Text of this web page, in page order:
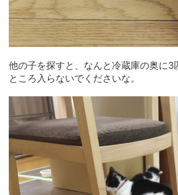
他の子を探すと、なんと冷蔵庫の奥に3
ところ入らないでくださいな。